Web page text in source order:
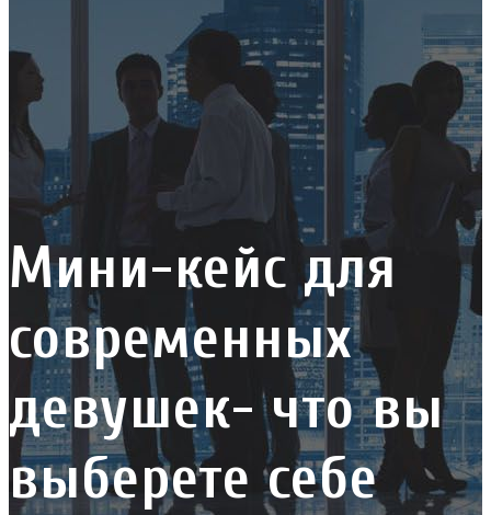
Мини-кейс для
современных
девушек- что вы
выберете себе